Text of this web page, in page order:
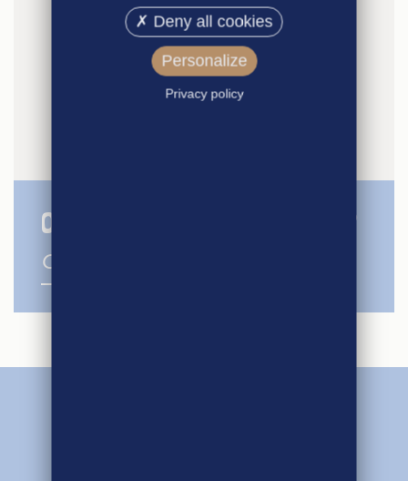
3
OÙ TROUVER NOS PRODUITS ?
Deny all cookies
Personalize
Privacy policy